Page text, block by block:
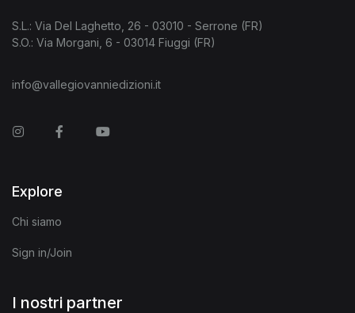
S.L.: Via Del Laghetto, 26 - 03010 - Serrone (FR)
S.O.: Via Morgani, 6 - 03014 Fiuggi (FR)
info@vallegiovanniedizioni.it
InstagramFacebookYou Tube
Explore
Chi siamo
Sign in/Join
I nostri partner